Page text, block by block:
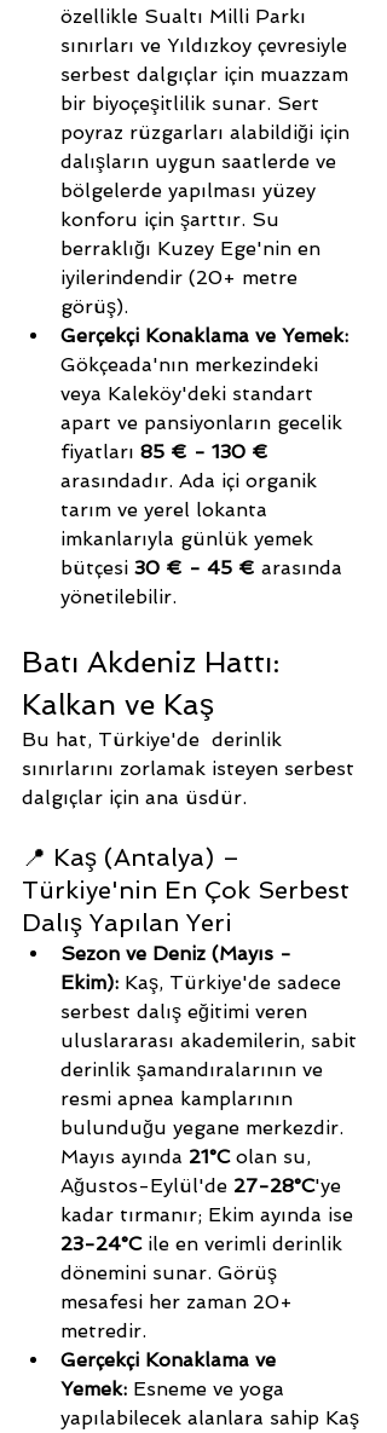
özellikle Sualtı Milli Parkı
sınırları ve Yıldızkoy çevresiyle
serbest dalgıçlar için muazzam
bir biyoçeşitlilik sunar. Sert
poyraz rüzgarları alabildiği için
dalışların uygun saatlerde ve
bölgelerde yapılması yüzey
konforu için şarttır. Su
berraklığı Kuzey Ege'nin en
iyilerindendir (20+ metre
görüş).
Gerçekçi Konaklama ve Yemek:
Gökçeada'nın merkezindeki
veya Kaleköy'deki standart
apart ve pansiyonların gecelik
fiyatları 85 € - 130 €
arasındadır. Ada içi organik
tarım ve yerel lokanta
imkanlarıyla günlük yemek
bütçesi 30 € - 45 € arasında
yönetilebilir.
Batı Akdeniz Hattı:
Kalkan ve Kaş
Bu hat, Türkiye'de  derinlik
sınırlarını zorlamak isteyen serbest
dalgıçlar için ana üsdür.
📍 Kaş (Antalya) –
Türkiye'nin En Çok Serbest
Dalış Yapılan Yeri
Sezon ve Deniz (Mayıs -
Ekim): Kaş, Türkiye'de sadece
serbest dalış eğitimi veren
uluslararası akademilerin, sabit
derinlik şamandıralarının ve
resmi apnea kamplarının
bulunduğu yegane merkezdir.
Mayıs ayında 21°C olan su,
Ağustos-Eylül'de 27-28°C'ye
kadar tırmanır; Ekim ayında ise
23-24°C ile en verimli derinlik
dönemini sunar. Görüş
mesafesi her zaman 20+
metredir.
Gerçekçi Konaklama ve
Yemek: Esneme ve yoga
yapılabilecek alanlara sahip Kaş